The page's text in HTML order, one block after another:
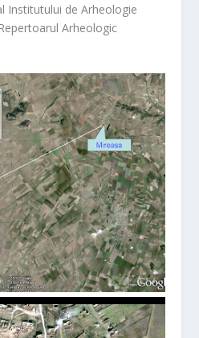
Institutului de Arheologie
Arheologic